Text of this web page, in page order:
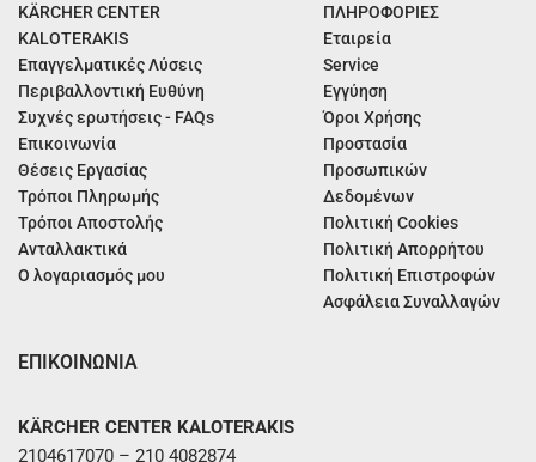
KÄRCHER CENTER
KALOTERAKIS
Επαγγελματικές Λύσεις
Περιβαλλοντική Ευθύνη
Συχνές ερωτήσεις - FAQs
Επικοινωνία
Θέσεις Εργασίας
Τρόποι Πληρωμής
Τρόποι Αποστολής
Ανταλλακτικά
Ο λογαριασμός μου
ΠΛΗΡΟΦΟΡΙΕΣ
Εταιρεία
Service
Εγγύηση
Όροι Χρήσης
Προστασία
Προσωπικών
Δεδομένων
Πολιτική Cookies
Πολιτική Απορρήτου
Πολιτική Επιστροφών
Ασφάλεια Συναλλαγών
ΕΠΙΚΟΙΝΩΝΙΑ
KÄRCHER CENTER KALOTERAKIS
2104617070 – 210 4082874